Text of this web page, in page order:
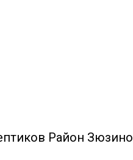
Район Зюзино